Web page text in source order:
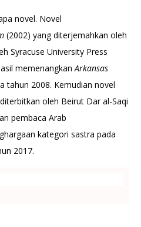
novel. Novel
(2002) yang diterjemahkan oleh
Syracuse University Press
memenangkanArkansas
tahun 2008. Kemudian novel
oleh Beirut Dar al-Saqi
pembaca Arab
kategori sastra pada
2017.